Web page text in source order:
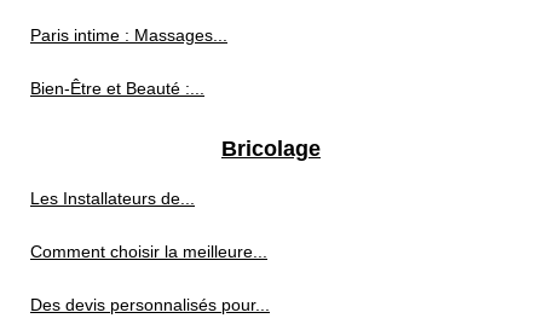
Paris intime : Massages...
Bien-Être et Beauté :...
Bricolage
Les Installateurs de...
Comment choisir la meilleure...
Des devis personnalisés pour...